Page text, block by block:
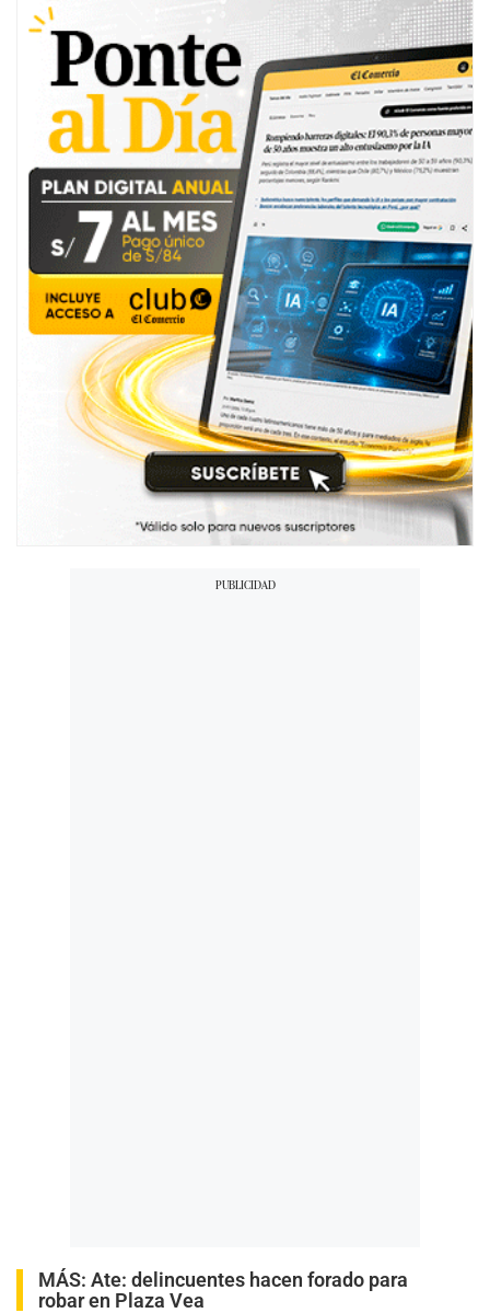
MÁS: Ate: delincuentes hacen forado para
robar en Plaza Vea